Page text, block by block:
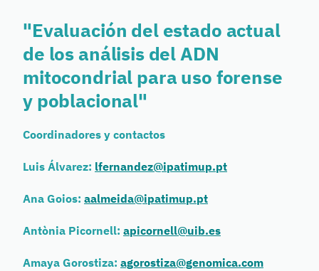
"Evaluación del estado actual
de los análisis del ADN
mitocondrial para uso forense
y poblacional"
Coordinadores y contactos
Luis Álvarez: lfernandez@ipatimup.pt
Ana Goios: aalmeida@ipatimup.pt
Antònia Picornell: apicornell@uib.es
Amaya Gorostiza: agorostiza@genomica.com